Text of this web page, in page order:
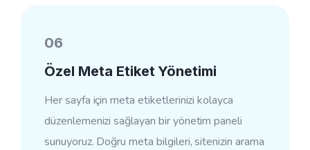
06
Özel Meta Etiket Yönetimi
Her sayfa için meta etiketlerinizi kolayca
düzenlemenizi sağlayan bir yönetim paneli
sunuyoruz. Doğru meta bilgileri, sitenizin arama